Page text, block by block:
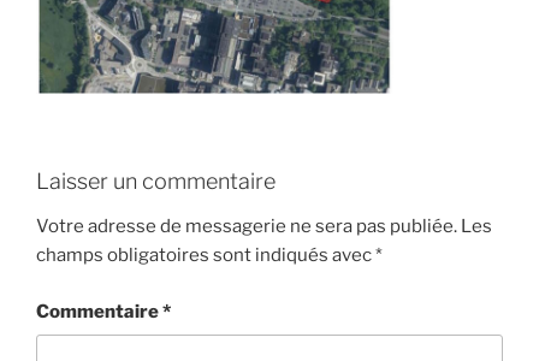
Laisser un commentaire
Votre adresse de messagerie ne sera pas publiée. Les
champs obligatoires sont indiqués avec*
Commentaire*